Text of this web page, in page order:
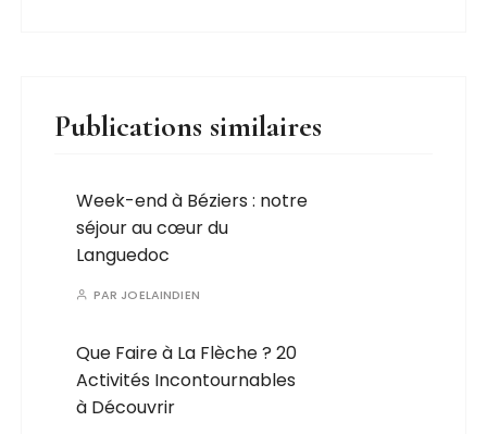
Publications similaires
Week-end à Béziers : notre
séjour au cœur du
Languedoc
PAR JOELAINDIEN
Que Faire à La Flèche ? 20
Activités Incontournables
à Découvrir